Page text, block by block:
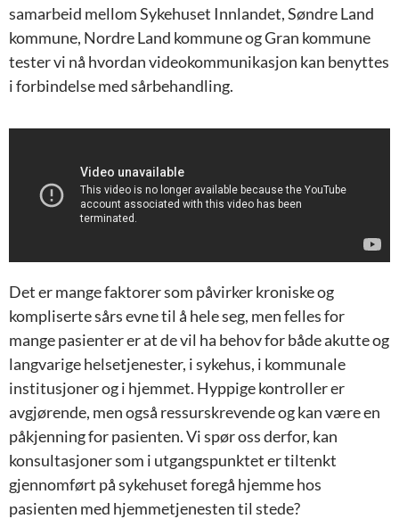
samarbeid mellom Sykehuset Innlandet, Søndre Land
kommune, Nordre Land kommune og Gran kommune
tester vi nå hvordan videokommunikasjon kan benyttes
i forbindelse med sårbehandling.
Det er mange faktorer som påvirker kroniske og
kompliserte sårs evne til å hele seg, men felles for
mange pasienter er at de vil ha behov for både akutte og
langvarige helsetjenester, i sykehus, i kommunale
institusjoner og i hjemmet. Hyppige kontroller er
avgjørende, men også ressurskrevende og kan være en
påkjenning for pasienten. Vi spør oss derfor, kan
konsultasjoner som i utgangspunktet er tiltenkt
gjennomført på sykehuset foregå hjemme hos
pasienten med hjemmetjenesten til stede?